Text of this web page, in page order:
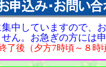
中していますので、
ん。お急ぎの方には
了後（夕方7時頃～８時